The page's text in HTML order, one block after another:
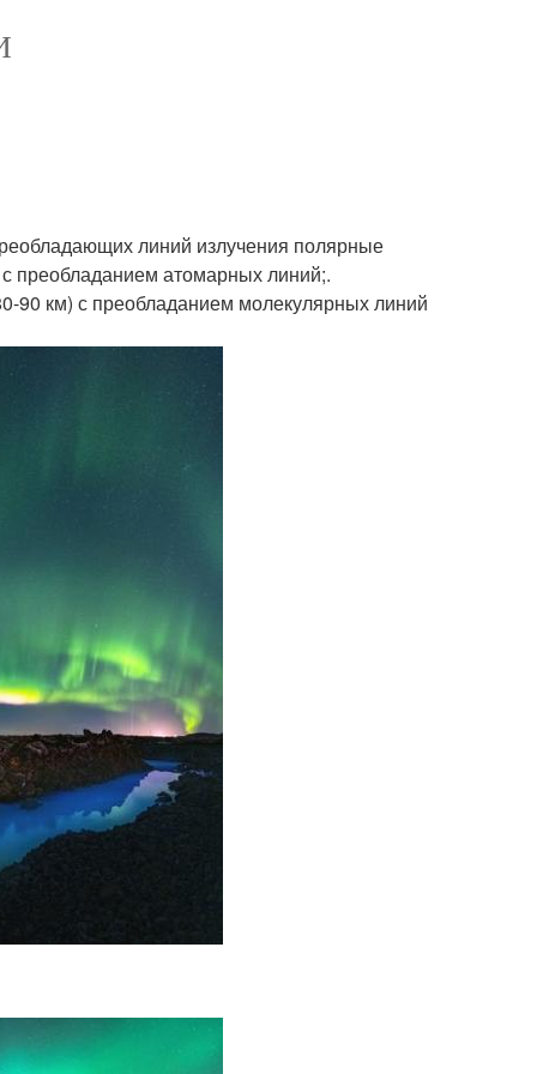
линий излучения полярные
преобладанием атомарных линий;.
90 км) с преобладанием молекулярных линий